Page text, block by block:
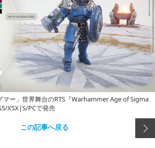
マー」世界舞台のRTS『Warhammer Age of Sigma
XSX|S/PCで発売
この記事へ戻る